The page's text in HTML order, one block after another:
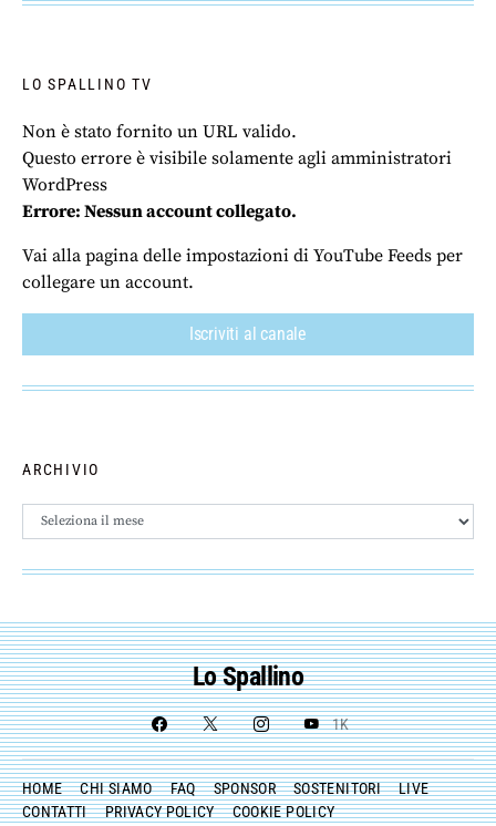
LO SPALLINO TV
Non è stato fornito un URL valido.
Questo errore è visibile solamente agli amministratori
WordPress
Errore: Nessun account collegato.
Vai alla pagina delle impostazioni di YouTube Feeds per
collegare un account.
Iscriviti al canale
ARCHIVIO
Archivio
Lo Spallino
1K
HOME CHI SIAMO FAQ SPONSOR SOSTENITORI
LIVE
CONTATTI
PRIVACY POLICY COOKIE POLICY